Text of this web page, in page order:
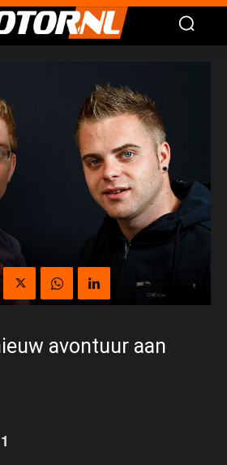
avontuur aan